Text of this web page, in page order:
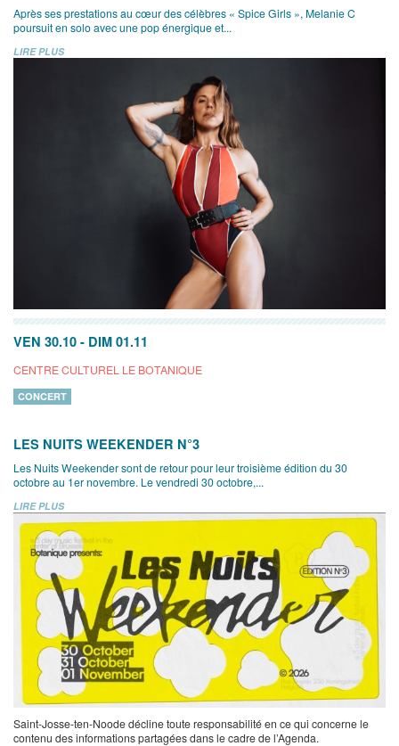
Après ses prestations au cœur des célèbres « Spice Girls », Melanie C
poursuit en solo avec une pop énergique et...
LIRE PLUS
VEN 30.10 - DIM 01.11
CENTRE CULTUREL LE BOTANIQUE
CONCERT
LES NUITS WEEKENDER N°3
Les Nuits Weekender sont de retour pour leur troisième édition du 30
octobre au 1er novembre. Le vendredi 30 octobre,...
LIRE PLUS
Saint-Josse-ten-Noode décline toute responsabilité en ce qui concerne le
contenu des informations partagées dans le cadre de l’Agenda.